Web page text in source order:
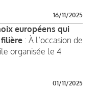
16/11/2025
européens qui
filière : À l’occasion de
organisée le 4
01/11/2025